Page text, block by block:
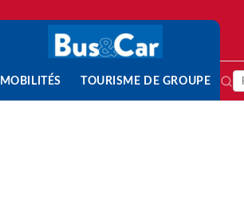
MOBILITÉS TOURISME DE GROUPE